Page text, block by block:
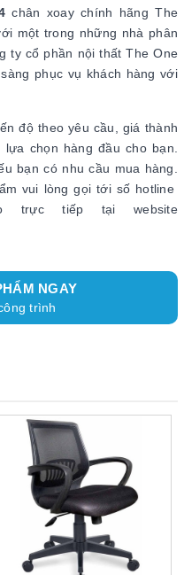
chân xoay chính hãng The
một trong những nhà phân
ty cổ phần nội thất The One
phục vụ khách hàng với
độ theo yêu cầu, giá thành
chọn hàng đầu cho bạn.
bạn có nhu cầu mua hàng.
vui lòng gọi tới số hotline
trực tiếp tại website
NGAY
trình